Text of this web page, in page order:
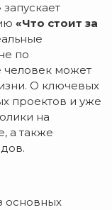
«Что стоит за
по
человек может
О ключевых
проектов и уже
на
а также
основных